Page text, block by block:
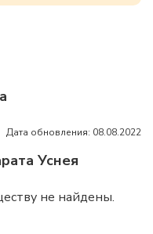
Дата обновления: 08.08.2022
Уснея
не найдены.